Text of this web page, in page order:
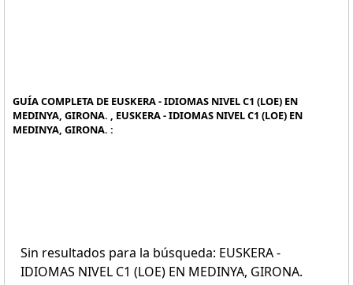
GUÍA COMPLETA DE EUSKERA - IDIOMAS NIVEL C1 (LOE) EN
MEDINYA, GIRONA. , EUSKERA - IDIOMAS NIVEL C1 (LOE) EN
MEDINYA, GIRONA. :
Sin resultados para la búsqueda: EUSKERA -
IDIOMAS NIVEL C1 (LOE) EN MEDINYA, GIRONA.